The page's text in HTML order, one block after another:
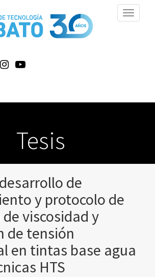
Toggle
Tesis
de
y protocolo de
viscosidad y
de tensión
en tintas base agua
HTS